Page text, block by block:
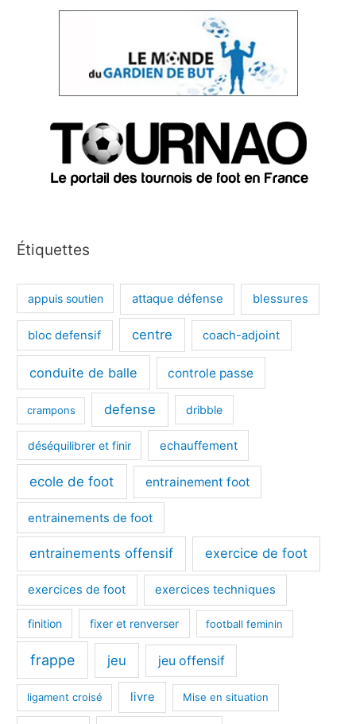
Étiquettes
appuis soutien attaque défense blessures
bloc defensif centre coach-adjoint
conduite de balle controle passe
crampons defense dribble
déséquilibrer et finir echauffement
ecole de foot entrainement foot
entrainements de foot
entrainements offensif exercice de foot
exercices de foot exercices techniques
finition fixer et renverser football feminin
frappe jeu jeu offensif
ligament croisé livre Mise en situation